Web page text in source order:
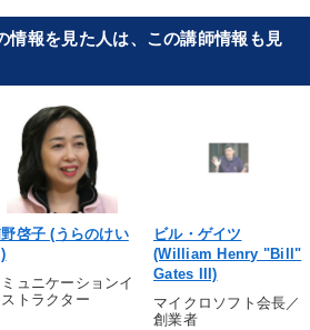
情報を見た人は、この講師情報も見
啓子 (うらのけい
ミュニケーションイ
トラクター
ビル・ゲイツ
(William Henry "Bill"
Gates III)
マイクロソフト会長／
創業者